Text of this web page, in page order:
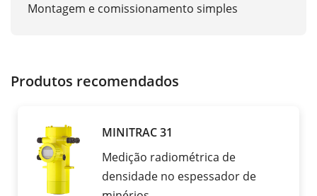
Montagem e comissionamento simples
Produtos recomendados
MINITRAC 31
Medição radiométrica de
densidade no espessador de